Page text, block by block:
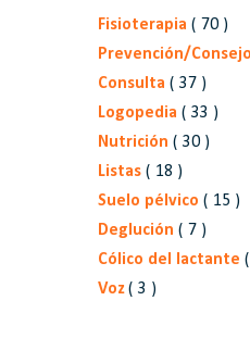
Fisioterapia ( 70 )
Prevención/
Consulta ( 37 )
Logopedia ( 33 )
Nutrición ( 30 )
Listas ( 18 )
Suelo pélvico ( 15 )
Deglución ( 7 )
Cólico del lactante
Voz( 3 )